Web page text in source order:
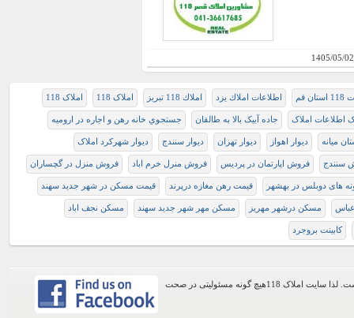
1405/05/02
قم اطلاعات املاك يزد املاك 118 تبريز املاک 118 املاک 118
اطلاعات املاک جاده آبیک بالا به طالقان جستجوي خانه رهن و اجاره در اروميه
میانه دیوار اهواز دیوار تهران دیوار سنندج دیوار شهرکرد املاک
سنندج فروش اپارتمان در پرديس فروش منرل خرم اباد فروش منزل در گچساران
های دوبلس در بهشهر قیمت رهن مغازه درپرند قیمت مسکن در شهر جدید سهند
مسکن درشهر مهریز مسکن مهر شهر جدید سهند مسکن نجف اباد
کابینت بروجرد
اطلاعات موجود در این وب سایت از طریق کاربران عمومی سایت ثبت شده است. لذا سایت املاک 118هیچ گونه مسئولیتی در صحت